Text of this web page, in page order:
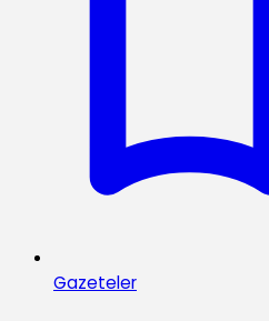
Gazeteler